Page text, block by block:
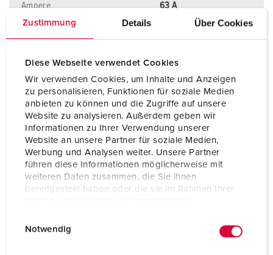
Zustimmung Details Über Cookies
Diese Webseite verwendet Cookies
Wir verwenden Cookies, um Inhalte und Anzeigen
zu personalisieren, Funktionen für soziale Medien
anbieten zu können und die Zugriffe auf unsere
Website zu analysieren. Außerdem geben wir
Informationen zu Ihrer Verwendung unserer
Website an unsere Partner für soziale Medien,
Werbung und Analysen weiter. Unsere Partner
führen diese Informationen möglicherweise mit
weiteren Daten zusammen, die Sie ihnen
bereitgestellt haben oder die sie im Rahmen Ihrer
Notwendig
Ampere 63 A
Anslutningsteknologi skruvkontakt
Kontakt X-CONTACT®
TILL PRODUKTEN